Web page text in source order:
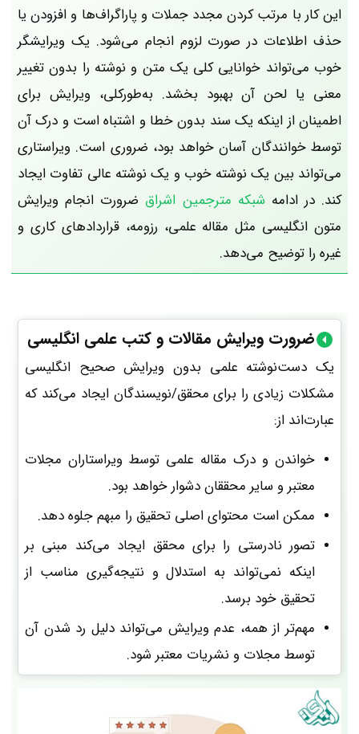
این کار با مرتب کردن مجدد جملات و پاراگراف‌ها و افزودن یا
حذف اطلاعات در صورت لزوم انجام می‌شود. یک ویرایشگر
خوب می‌تواند خوانایی کلی یک متن و نوشته را بدون تغییر
معنی یا لحن آن بهبود بخشد. به‌طورکلی، ویرایش برای
اطمینان از اینکه یک سند بدون خطا و اشتباه است و درک آن
توسط خوانندگان آسان خواهد بود، ضروری است. ویراستاری
می‌تواند بین یک نوشته خوب و یک نوشته عالی تفاوت ایجاد
کند. در ادامه شبکه مترجمین اشراق ضرورت انجام ویرایش
متون انگلیسی مثل مقاله علمی، رزومه، قراردادهای کاری و
غیره را توضیح می‌دهد.
ضرورت ویرایش مقالات و کتب علمی انگلیسی
یک دست‌نوشته علمی بدون ویرایش صحیح انگلیسی
مشکلات زیادی را برای محقق/نویسندگان ایجاد می‌کند که
عبارت‌اند از:
خواندن و درک مقاله علمی توسط ویراستاران مجلات
معتبر و سایر محققان دشوار خواهد بود.
ممکن است محتوای اصلی تحقیق را مبهم جلوه دهد.
تصور نادرستی را برای محقق ایجاد می‌کند مبنی بر
اینکه نمی‌تواند به استدلال و نتیجه‌گیری مناسب از
تحقیق خود برسد.
مهم‌تر از همه، عدم ویرایش می‌تواند دلیل رد شدن آن
توسط مجلات و نشریات معتبر شود.